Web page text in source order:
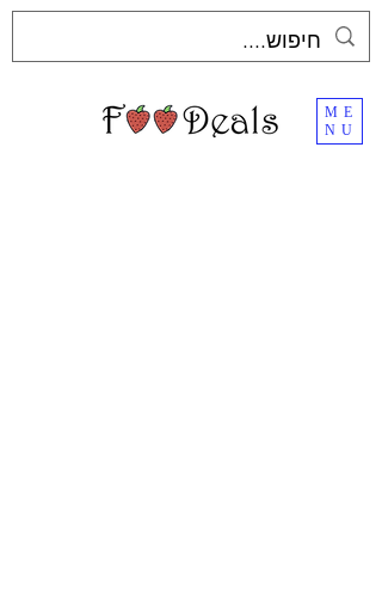
ME
NU